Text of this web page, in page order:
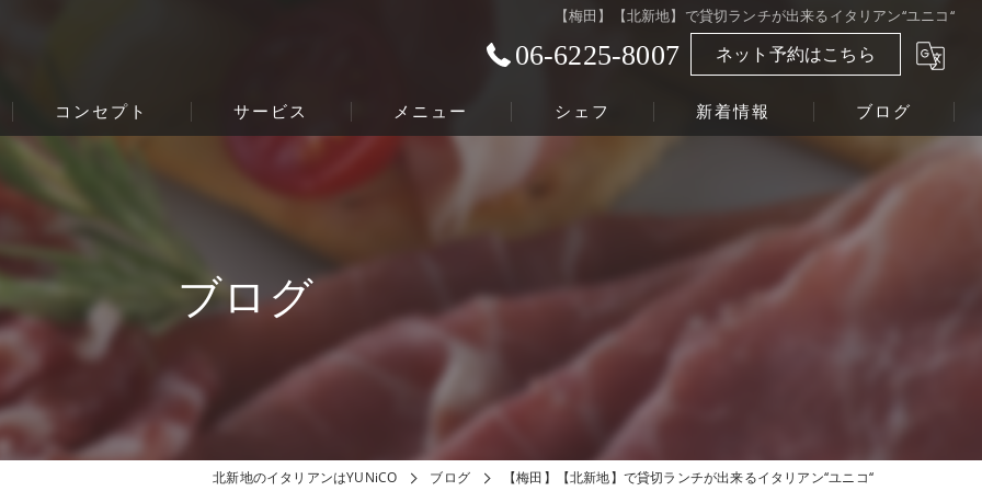
【梅田】【北新地】で貸切ランチが出来るイタリアン‘‘ユニコ‘‘
06-6225-8007 ネット予約はこちら
コンセプト サービス メニュー シェフ 新着情報 ブログ
ブログ
北新地のイタリアンはYUNiCO ブログ 【梅田】【北新地】で貸切ランチが出来るイタリアン‘‘ユニコ‘‘